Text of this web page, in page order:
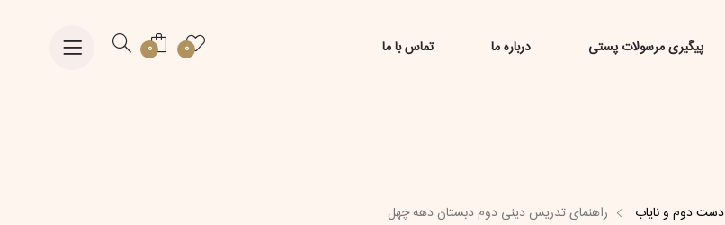
پیگیری مرسولات پستی درباره ما تماس با ما 0
0
دست دوم و نایاب راهنمای تدریس دینی دوم دبستان دهه چهل